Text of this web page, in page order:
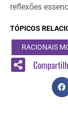
reflexões
TÓPICOS
RACIONAIS